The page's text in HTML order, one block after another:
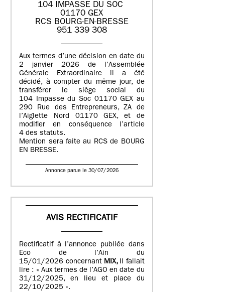
104 IMPASSE DU SOC
01170 GEX
RCS BOURG-EN-BRESSE
951 339 308
Aux termes d’une décision en date du
2 janvier 2026 de l’Assemblée
Générale Extraordinaire il a été
décidé, à compter du même jour, de
transférer le siège social du
104 Impasse du Soc 01170 GEX au
290 Rue des Entrepreneurs, ZA de
l’Aiglette Nord 01170 GEX, et de
modifier en conséquence l’article
4 des statuts.
Mention sera faite au RCS de BOURG
EN BRESSE.
Annonce parue le 30/07/2026
AVIS RECTIFICATIF
Rectificatif à l’annonce publiée dans
Eco de l’Ain du
15/01/2026 concernant MIX, Il fallait
lire : « Aux termes de l’AGO en date du
31/12/2025, en lieu et place du
22/10/2025 ».